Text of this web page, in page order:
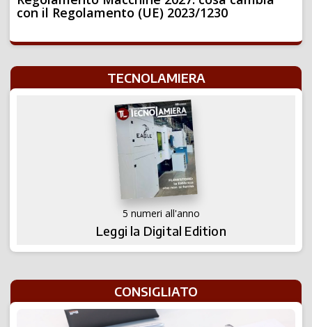
con il Regolamento (UE) 2023/1230
TECNOLAMIERA
5 numeri all'anno
Leggi la Digital Edition
CONSIGLIATO